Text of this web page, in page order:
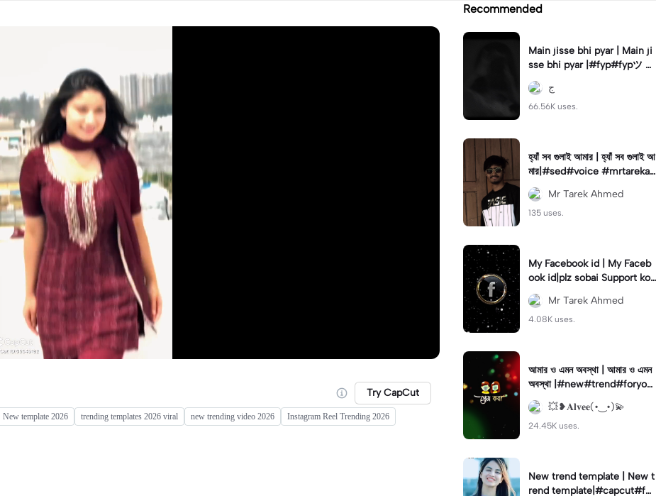
Try CapCut
New template 2026 trending templates 2026 viral new trending video 2026
Instagram Reel Trending 2026
Recommended
Main jisse bhi pyar | Main ji
sse bhi pyar |#fyp#fypツ⁠ #
foryou#foryoupage🔥#viral
ج
66.56K uses.
হ্যাঁ সব গুলাই আমার | হ্যাঁ সব গুলাই আ
মার|#sed#voice #mrtarekah
med#viral#newtemplate😍
Mr Tarek Ahmed
135 uses.
My Facebook id | My Faceb
ook id|plz sobai Support kor
un#𝑆𝐴𝐷💔😓#viralcapcut🔥
#tr
Mr Tarek Ahmed
4.08K uses.
আমার ও এমন অবস্থা | আমার ও এমন
অবস্থা |#new#trend#foryou
#fyp#fypage
💥❥𝐀𝐥𝐯𝐞𝐞(•‿•)💫
24.45K uses.
New trend template | New t
rend template|#capcut#for